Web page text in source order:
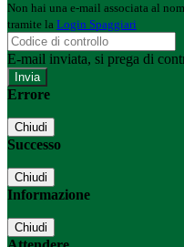
Non hai una e-mail associata al
tramite la Login Spaggiari
E-mail inviata, si prega di
Errore
Chiudi
Successo
Chiudi
Informazione
Chiudi